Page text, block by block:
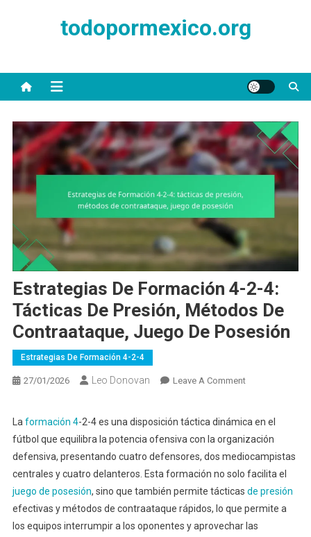
todopormexico.org
Estrategias De Formación 4-2-4:
Tácticas De Presión, Métodos De
Contraataque, Juego De Posesión
Estrategias De Formación 4-2-4
27/01/2026 Leo Donovan Leave A CommentOn
Formación
4-
2-
4:
Tácticas
De
Presión,
Laformación 4-2-4 es una disposición táctica dinámica en el
fútbol que equilibra la potencia ofensiva con la organización
defensiva, presentando cuatro defensores, dos mediocampistas
centrales y cuatro delanteros. Esta formación no solo facilita el
juego de posesión, sino que también permite tácticas de presión
efectivas y métodos de contraataque rápidos, lo que permite a
los equipos interrumpir a los oponentes y aprovechar las